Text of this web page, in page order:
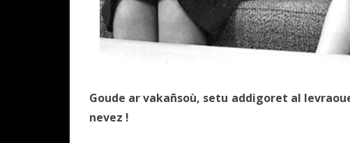
Goude ar vakañsoù, setu addigoret al
nevez !